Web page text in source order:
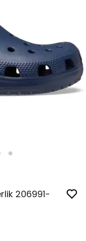
206991-